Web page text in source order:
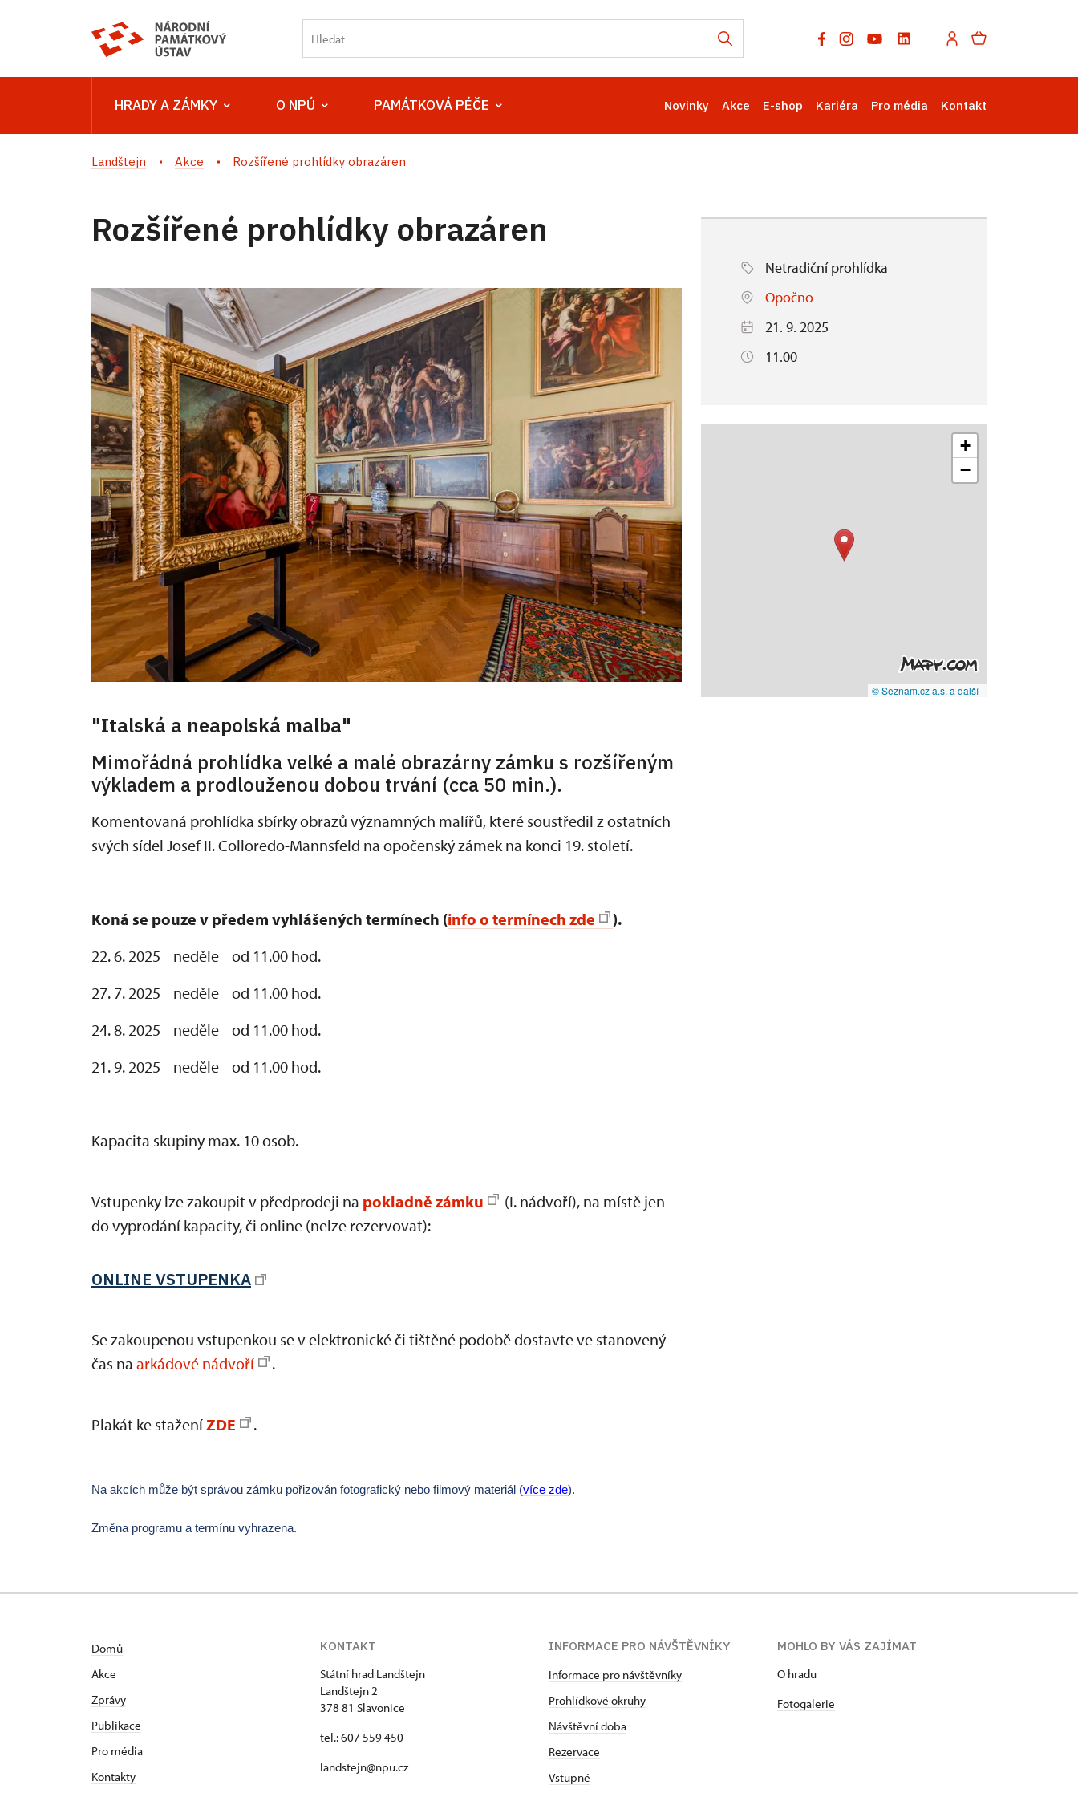
HRADY A ZÁMKY O NPÚ PAMÁTKOVÁ PÉČE Novinky Akce E-shop Kariéra Pro média Kontakt
Landštejn Akce Rozšířené prohlídky obrazáren
Rozšířené prohlídky obrazáren
"Italská a neapolská malba"
Mimořádná prohlídka velké a malé obrazárny zámku s rozšířeným
výkladem a prodlouženou dobou trvání (cca 50 min.).
Komentovaná prohlídka sbírky obrazů významných malířů, které soustředil z ostatních
svých sídel Josef II. Colloredo-Mannsfeld na opočenský zámek na konci 19. století.
Koná se pouze v předem vyhlášených termínech (info o termínech zde
).
22. 6. 2025 neděle od 11.00 hod.
27. 7. 2025 neděle od 11.00 hod.
24. 8. 2025 neděle od 11.00 hod.
21. 9. 2025 neděle od 11.00 hod.
Kapacita skupiny max. 10 osob.
Vstupenky lze zakoupit v předprodeji na pokladně zámku
(I. nádvoří), na místě jen
do vyprodání kapacity, či online (nelze rezervovat):
ONLINE VSTUPENKA
Se zakoupenou vstupenkou se v elektronické či tištěné podobě dostavte ve stanovený
čas na arkádové nádvoří .
Plakát ke staženíZDE .
Na akcích může být správou zámku pořizován fotografický nebo filmový materiál (více zde).
Změna programu a termínu vyhrazena.
Netradiční prohlídka
Opočno
21. 9. 2025
11.00
+
−
© Seznam.cz a.s. a další
Domů
Akce
Zprávy
Publikace
Pro média
Kontakty
KONTAKT
Státní hrad Landštejn
Landštejn 2
378 81 Slavonice
tel.: 607 559 450
landstejn@npu.cz
INFORMACE PRO NÁVŠTĚVNÍKY
Informace pro návštěvníky
Prohlídkové okruhy
Návštěvní doba
Rezervace
Vstupné
MOHLO BY VÁS ZAJÍMAT
O hradu
Fotogalerie